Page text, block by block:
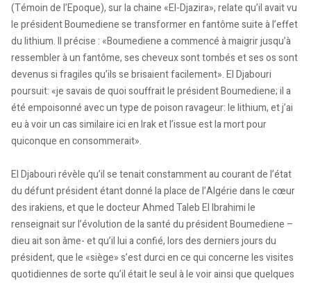
(Témoin de l’Epoque), sur la chaine «El-Djazira», relate qu’il avait vu
le président Boumediene se transformer en fantôme suite à l’effet
du lithium. Il précise : «Boumediene a commencé à maigrir jusqu’à
ressembler à un fantôme, ses cheveux sont tombés et ses os sont
devenus si fragiles qu’ils se brisaient facilement». El Djabouri
poursuit: «je savais de quoi souffrait le président Boumediene; il a
été empoisonné avec un type de poison ravageur: le lithium, et j’ai
eu à voir un cas similaire ici en Irak et l’issue est la mort pour
quiconque en consommerait».
El Djabouri révèle qu’il se tenait constamment au courant de l’état
du défunt président étant donné la place de l’Algérie dans le cœur
des irakiens, et que le docteur Ahmed Taleb El Ibrahimi le
renseignait sur l’évolution de la santé du président Boumediene –
dieu ait son âme- et qu’il lui a confié, lors des derniers jours du
président, que le «siège» s’est durci en ce qui concerne les visites
quotidiennes de sorte qu’il était le seul à le voir ainsi que quelques